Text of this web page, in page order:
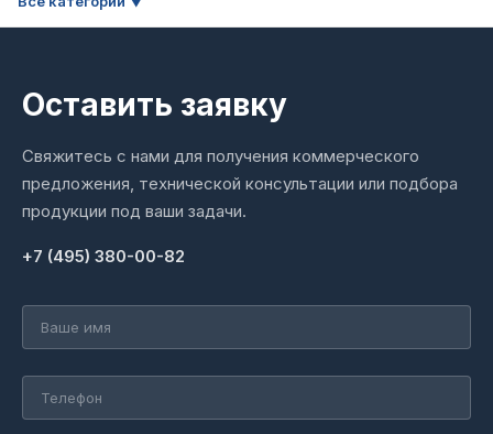
Оставить заявку
Свяжитесь с нами для получения коммерческого
предложения, технической консультации или подбора
продукции под ваши задачи.
+7 (495) 380-00-82